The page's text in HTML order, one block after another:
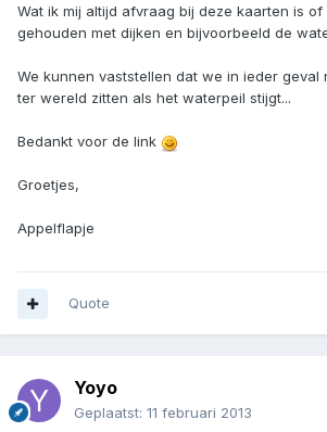
Wat ik mij altijd afvraag bij deze kaarten is
gehouden met dijken en bijvoorbeeld de
We kunnen vaststellen dat we in ieder geval
ter wereld zitten als het waterpeil stijgt...
Bedankt voor de link
Groetjes,
Appelflapje
Quote
Yoyo
Geplaatst: 11 februari 2013